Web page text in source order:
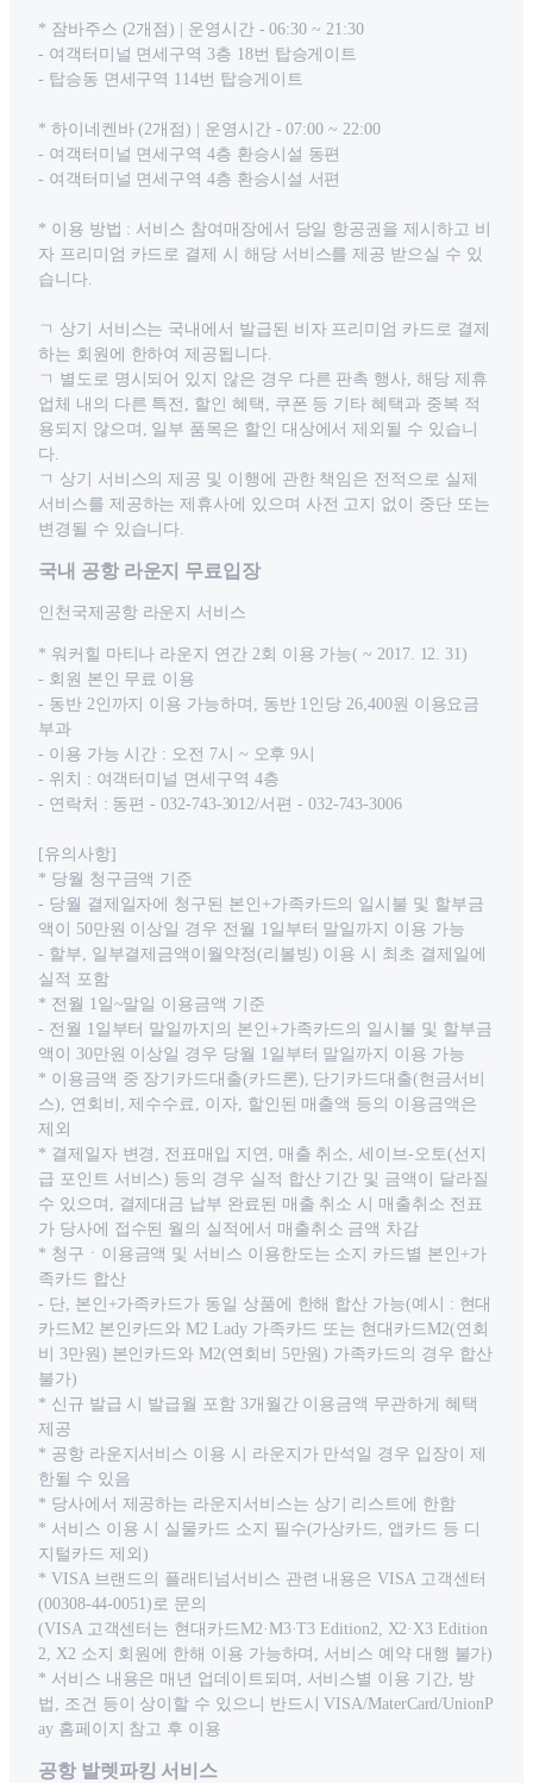
* 잠바주스 (2개점) | 운영시간 - 06:30 ~ 21:30
- 여객터미널 면세구역 3층 18번 탑승게이트
- 탑승동 면세구역 114번 탑승게이트
* 하이네켄바 (2개점) | 운영시간 - 07:00 ~ 22:00
- 여객터미널 면세구역 4층 환승시설 동편
- 여객터미널 면세구역 4층 환승시설 서편
* 이용 방법 : 서비스 참여매장에서 당일 항공권을 제시하고 비
자 프리미엄 카드로 결제 시 해당 서비스를 제공 받으실 수 있
습니다.
ㄱ 상기 서비스는 국내에서 발급된 비자 프리미엄 카드로 결제
하는 회원에 한하여 제공됩니다.
ㄱ 별도로 명시되어 있지 않은 경우 다른 판촉 행사, 해당 제휴
업체 내의 다른 특전, 할인 혜택, 쿠폰 등 기타 혜택과 중복 적
용되지 않으며, 일부 품목은 할인 대상에서 제외될 수 있습니
다.
ㄱ 상기 서비스의 제공 및 이행에 관한 책임은 전적으로 실제
서비스를 제공하는 제휴사에 있으며 사전 고지 없이 중단 또는
변경될 수 있습니다.
국내 공항 라운지 무료입장
인천국제공항 라운지 서비스
* 워커힐 마티나 라운지 연간 2회 이용 가능( ~ 2017. 12. 31)
- 회원 본인 무료 이용
- 동반 2인까지 이용 가능하며, 동반 1인당 26,400원 이용요금
부과
- 이용 가능 시간 : 오전 7시 ~ 오후 9시
- 위치 : 여객터미널 면세구역 4층
- 연락처 : 동편 - 032-743-3012/서편 - 032-743-3006
[유의사항]
* 당월 청구금액 기준
- 당월 결제일자에 청구된 본인+가족카드의 일시불 및 할부금
액이 50만원 이상일 경우 전월 1일부터 말일까지 이용 가능
- 할부, 일부결제금액이월약정(리볼빙) 이용 시 최초 결제일에
실적 포함
* 전월 1일~말일 이용금액 기준
- 전월 1일부터 말일까지의 본인+가족카드의 일시불 및 할부금
액이 30만원 이상일 경우 당월 1일부터 말일까지 이용 가능
* 이용금액 중 장기카드대출(카드론), 단기카드대출(현금서비
스), 연회비, 제수수료, 이자, 할인된 매출액 등의 이용금액은
제외
* 결제일자 변경, 전표매입 지연, 매출 취소, 세이브-오토(선지
급 포인트 서비스) 등의 경우 실적 합산 기간 및 금액이 달라질
수 있으며, 결제대금 납부 완료된 매출 취소 시 매출취소 전표
가 당사에 접수된 월의 실적에서 매출취소 금액 차감
* 청구ㆍ이용금액 및 서비스 이용한도는 소지 카드별 본인+가
족카드 합산
- 단, 본인+가족카드가 동일 상품에 한해 합산 가능(예시 : 현대
카드M2 본인카드와 M2 Lady 가족카드 또는 현대카드M2(연회
비 3만원) 본인카드와 M2(연회비 5만원) 가족카드의 경우 합산
불가)
* 신규 발급 시 발급월 포함 3개월간 이용금액 무관하게 혜택
제공
* 공항 라운지서비스 이용 시 라운지가 만석일 경우 입장이 제
한될 수 있음
* 당사에서 제공하는 라운지서비스는 상기 리스트에 한함
* 서비스 이용 시 실물카드 소지 필수(가상카드, 앱카드 등 디
지털카드 제외)
* VISA 브랜드의 플래티넘서비스 관련 내용은 VISA 고객센터
(00308-44-0051)로 문의
(VISA 고객센터는 현대카드M2·M3·T3 Edition2, X2·X3 Edition
2, X2 소지 회원에 한해 이용 가능하며, 서비스 예약 대행 불가)
* 서비스 내용은 매년 업데이트되며, 서비스별 이용 기간, 방
법, 조건 등이 상이할 수 있으니 반드시 VISA/MaterCard/UnionP
ay 홈페이지 참고 후 이용
공항 발렛파킹 서비스